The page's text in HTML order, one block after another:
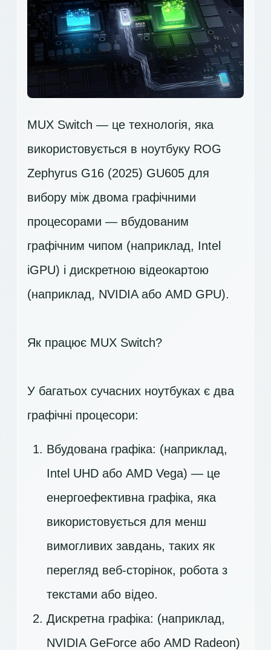
MUX Switch — це технологія, яка
використовується в ноутбуку ROG
Zephyrus G16 (2025) GU605 для
вибору між двома графічними
процесорами — вбудованим
графічним чипом (наприклад, Intel
iGPU) і дискретною відеокартою
(наприклад, NVIDIA або AMD GPU).
Як працює MUX Switch?
У багатьох сучасних ноутбуках є два
графічні процесори:
Вбудована графіка: (наприклад,
Intel UHD або AMD Vega) — це
енергоефективна графіка, яка
використовується для менш
вимогливих завдань, таких як
перегляд веб-сторінок, робота з
текстами або відео.
Дискретна графіка: (наприклад,
NVIDIA GeForce або AMD Radeon)